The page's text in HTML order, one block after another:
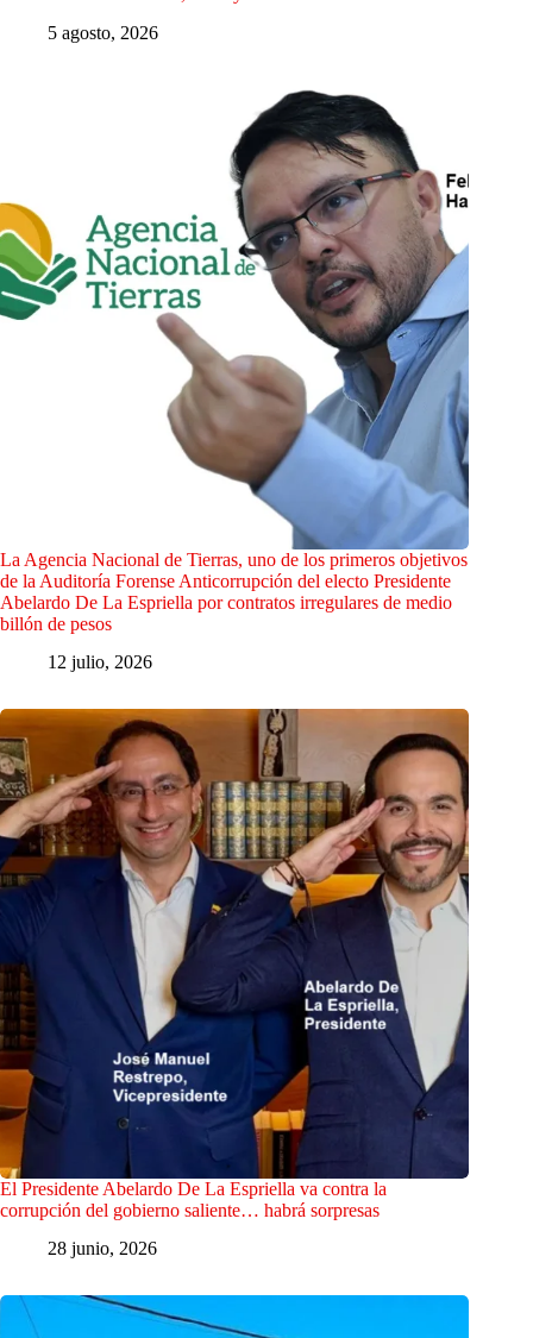
5 agosto, 2026
La Agencia Nacional de Tierras, uno de los primeros objetivos
de la Auditoría Forense Anticorrupción del electo Presidente
Abelardo De La Espriella por contratos irregulares de medio
billón de pesos
12 julio, 2026
El Presidente Abelardo De La Espriella va contra la
corrupción del gobierno saliente… habrá sorpresas
28 junio, 2026